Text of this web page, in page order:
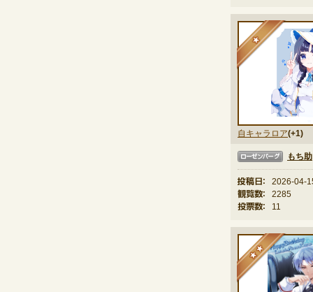
自キャラロア(+1)
★
もち助
投稿日：
2026-04-
観覧数：
2285
投票数：
11
★★